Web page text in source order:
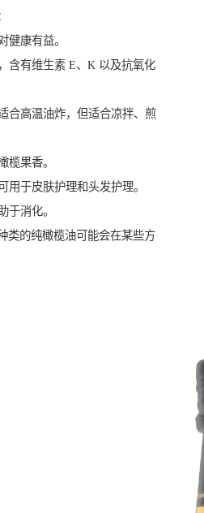
健康有益。
含有维生素 E、K 以及抗氧化
合高温油炸，但适合凉拌、煎
榄果香。
用于皮肤护理和头发护理。
于消化。
类的纯橄榄油可能会在某些方